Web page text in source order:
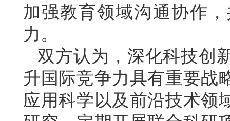
加强教育领域沟通协作
力。
双方认为，深化科技创
升国际竞争力具有重要战
应用科学以及前沿技术领